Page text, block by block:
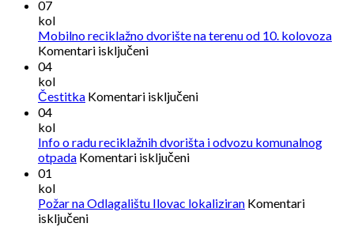
07
kol
Mobilno reciklažno dvorište na terenu od 10. kolovoza
Komentari isključeniza
dvorište
od
10.
04
kol
Čestitka Komentari isključeniza
04
kol
Info o radu reciklažnih dvorišta i odvozu komunalnog
otpada Komentari isključeniza
radu
01
kol
Požar na Odlagalištu Ilovac lokaliziran Komentari
isključeniza